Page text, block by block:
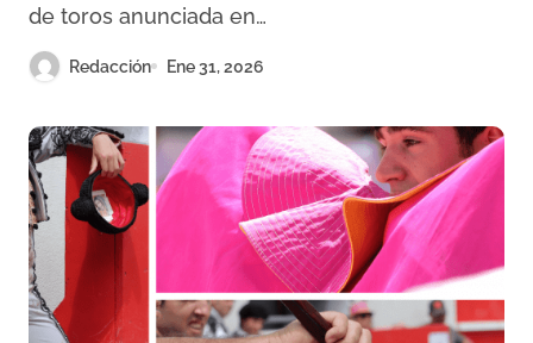
de toros anunciada en…
Redacción Ene 31, 2026